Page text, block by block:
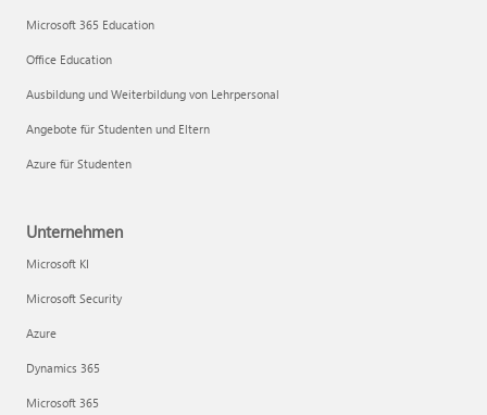
Microsoft 365 Education
Office Education
Ausbildung und Weiterbildung von Lehrpersonal
Angebote für Studenten und Eltern
Azure für Studenten
Unternehmen
Microsoft KI
Microsoft Security
Azure
Dynamics 365
Microsoft 365